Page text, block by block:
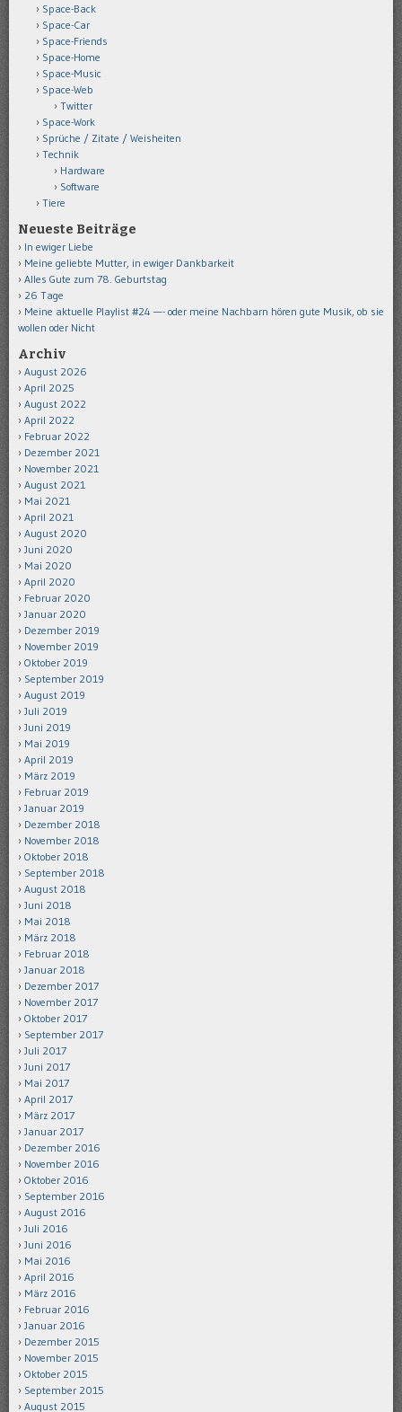
Space-Back
Space-Car
Space-Friends
Space-Home
Space-Music
Space-Web
Twitter
Space-Work
Sprüche / Zitate / Weisheiten
Technik
Hardware
Software
Tiere
Neueste Beiträge
In ewiger Liebe
Meine geliebte Mutter, in ewiger Dankbarkeit
Alles Gute zum 78. Geburtstag
26 Tage
Meine aktuelle Playlist #24 —- oder meine Nachbarn hören gute Musik, ob sie
wollen oder Nicht
Archiv
August 2026
April 2025
August 2022
April 2022
Februar 2022
Dezember 2021
November 2021
August 2021
Mai 2021
April 2021
August 2020
Juni 2020
Mai 2020
April 2020
Februar 2020
Januar 2020
Dezember 2019
November 2019
Oktober 2019
September 2019
August 2019
Juli 2019
Juni 2019
Mai 2019
April 2019
März 2019
Februar 2019
Januar 2019
Dezember 2018
November 2018
Oktober 2018
September 2018
August 2018
Juni 2018
Mai 2018
März 2018
Februar 2018
Januar 2018
Dezember 2017
November 2017
Oktober 2017
September 2017
Juli 2017
Juni 2017
Mai 2017
April 2017
März 2017
Januar 2017
Dezember 2016
November 2016
Oktober 2016
September 2016
August 2016
Juli 2016
Juni 2016
Mai 2016
April 2016
März 2016
Februar 2016
Januar 2016
Dezember 2015
November 2015
Oktober 2015
September 2015
August 2015